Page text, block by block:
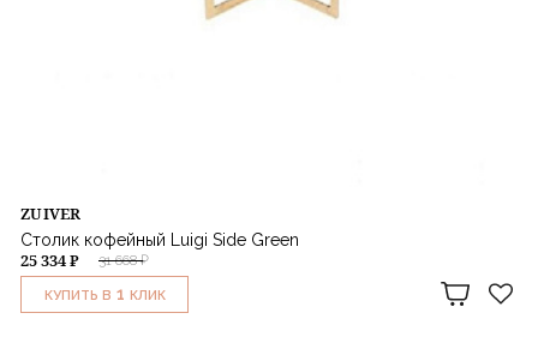
ZUIVER
Столик кофейный Luigi Side Green
31 668 ₽
25 334 ₽
КУПИТЬ В 1 КЛИК